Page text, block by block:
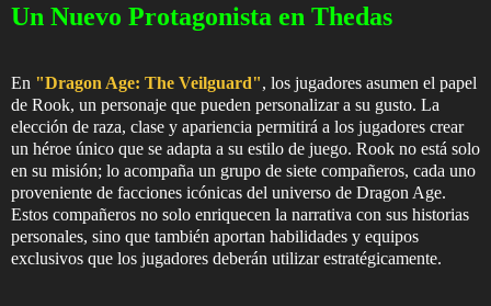
Un Nuevo Protagonista en Thedas
En "Dragon Age: The Veilguard", los jugadores asumen el papel
de Rook, un personaje que pueden personalizar a su gusto. La
elección de raza, clase y apariencia permitirá a los jugadores crear
un héroe único que se adapta a su estilo de juego. Rook no está solo
en su misión; lo acompaña un grupo de siete compañeros, cada uno
proveniente de facciones icónicas del universo de Dragon Age.
Estos compañeros no solo enriquecen la narrativa con sus historias
personales, sino que también aportan habilidades y equipos
exclusivos que los jugadores deberán utilizar estratégicamente.